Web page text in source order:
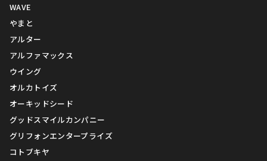
WAVE
やまと
アルター
アルファマックス
ウイング
オルカトイズ
オーキッドシード
グッドスマイルカンパニー
グリフォンエンタープライズ
コトブキヤ